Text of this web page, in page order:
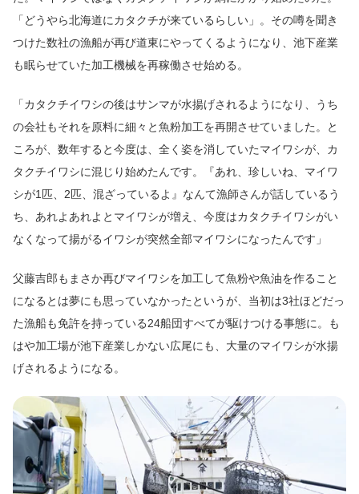
「どうやら北海道にカタクチが来ているらしい」。その噂を聞き
つけた数社の漁船が再び道東にやってくるようになり、池下産業
も眠らせていた加工機械を再稼働させ始める。
「カタクチイワシの後はサンマが水揚げされるようになり、うち
の会社もそれを原料に細々と魚粉加工を再開させていました。と
ころが、数年すると今度は、全く姿を消していたマイワシが、カ
タクチイワシに混じり始めたんです。『あれ、珍しいね、マイワ
シが1匹、2匹、混ざっているよ』なんて漁師さんが話しているう
ち、あれよあれよとマイワシが増え、今度はカタクチイワシがい
なくなって揚がるイワシが突然全部マイワシになったんです」
父藤吉郎もまさか再びマイワシを加工して魚粉や魚油を作ること
になるとは夢にも思っていなかったというが、当初は3社ほどだっ
た漁船も免許を持っている24船団すべてが駆けつける事態に。も
はや加工場が池下産業しかない広尾にも、大量のマイワシが水揚
げされるようになる。